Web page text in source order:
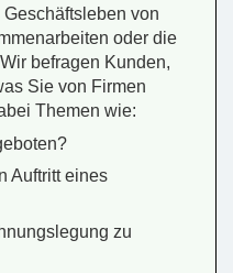
von
oder die
befragen Kunden,
Sie von Firmen
Themen wie:
Auftritt eines
zu